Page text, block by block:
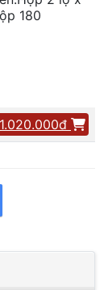
180
1.020.000đ